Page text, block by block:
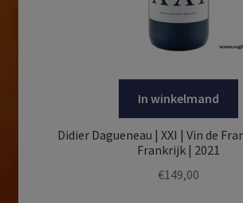
In winkelmand
Didier Dagueneau | XXI | Vin de
Frankrijk | 2021
€149,00